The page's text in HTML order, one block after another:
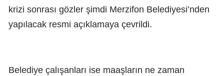
krizi sonrası gözler şimdi Merzifon Belediyesi’nden
yapılacak resmi açıklamaya çevrildi.
Belediye çalışanları ise maaşların ne zaman